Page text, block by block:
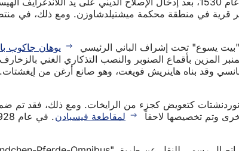
يوهان جاكوب
المزين بأقماع الصنوبر والنصب التذكاري الغني
لمقاطعة فيسبادن